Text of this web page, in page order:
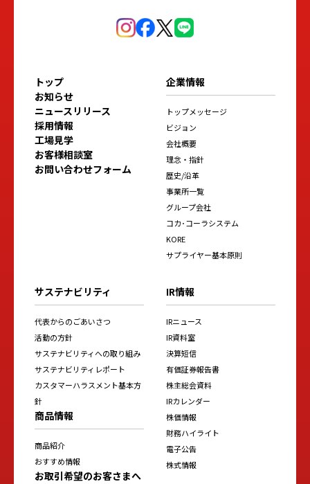
トップ
お知らせ
ニュースリリース
採用情報
工場見学
お客様相談室
お問い合わせフォーム
企業情報
トップメッセージ
ビジョン
会社概要
理念・指針
歴史/沿革
事業所一覧
グループ会社
コカ･コーラシステム
KORE
サプライヤー基本原則
サステナビリティ
代表からのごあいさつ
活動の方針
サステナビリティへの取り組み
サステナビリティレポート
カスタマーハラスメント基本方
針
商品情報
商品紹介
おすすめ情報
お取引希望のお客さまへ
IR情報
IRニュース
IR資料室
決算短信
有価証券報告書
株主総会資料
IRカレンダー
株価情報
財務ハイライト
電子公告
株式情報